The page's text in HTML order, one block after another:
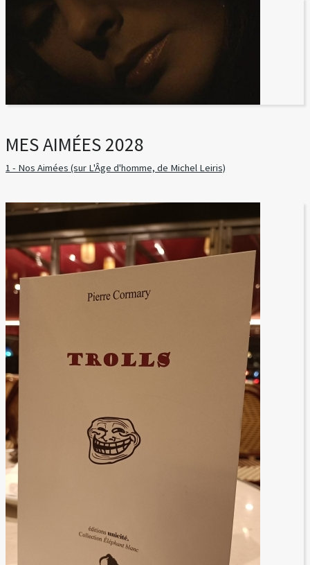
MES AIMÉES 2028
1 - Nos Aimées (sur L'Âge d'homme, de Michel Leiris)